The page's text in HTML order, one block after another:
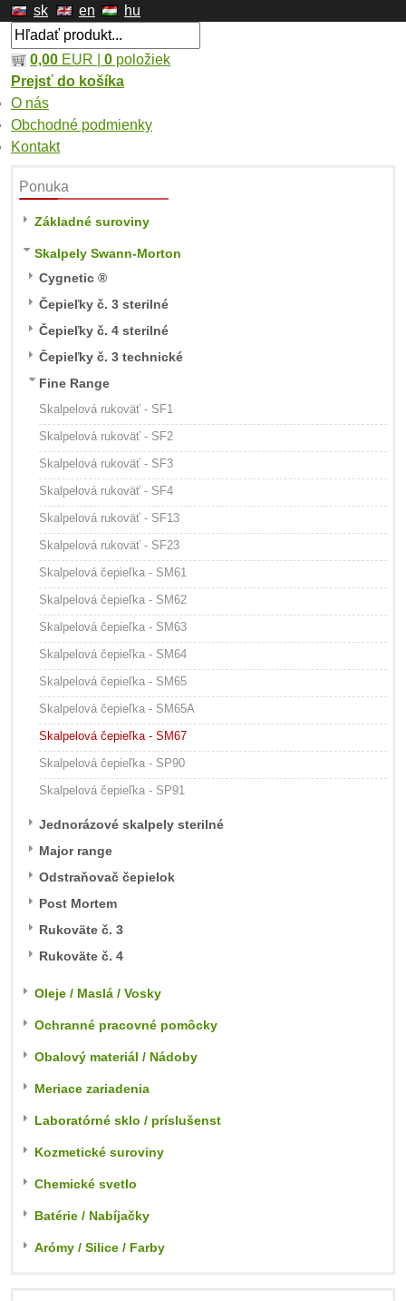
sk en hu
0,00 EUR | 0 položiek
Prejsť do košíka
O nás
Obchodné podmienky
Kontakt
Ponuka
Základné suroviny
Skalpely Swann-Morton
Cygnetic ®
Čepieľky č. 3 sterilné
Čepieľky č. 4 sterilné
Čepieľky č. 3 technické
Fine Range
Skalpelová rukoväť - SF1
Skalpelová rukoväť - SF2
Skalpelová rukoväť - SF3
Skalpelová rukoväť - SF4
Skalpelová rukoväť - SF13
Skalpelová rukoväť - SF23
Skalpelová čepieľka - SM61
Skalpelová čepieľka - SM62
Skalpelová čepieľka - SM63
Skalpelová čepieľka - SM64
Skalpelová čepieľka - SM65
Skalpelová čepieľka - SM65A
Skalpelová čepieľka - SM67
Skalpelová čepieľka - SP90
Skalpelová čepieľka - SP91
Jednorázové skalpely sterilné
Major range
Odstraňovač čepielok
Post Mortem
Rukoväte č. 3
Rukoväte č. 4
Oleje / Maslá / Vosky
Ochranné pracovné pomôcky
Obalový materiál / Nádoby
Meriace zariadenia
Laboratórné sklo / príslušenst
Kozmetické suroviny
Chemické svetlo
Batérie / Nabíjačky
Arómy / Silice / Farby